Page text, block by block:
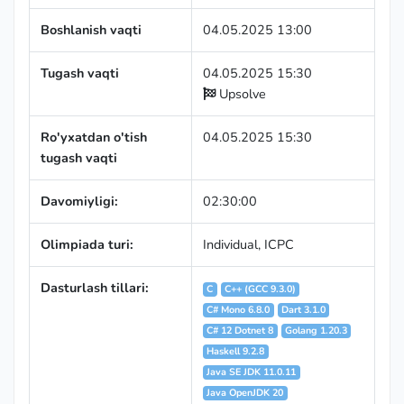
Boshlanish vaqti 04.05.2025 13:00
Tugash vaqti
04.05.2025 15:30
Upsolve
Ro'yxatdan o'tish
tugash vaqti
04.05.2025 15:30
Davomiyligi: 02:30:00
Olimpiada turi: Individual, ICPC
Dasturlash tillari: C
C++ (GCC 9.3.0)
C# Mono 6.8.0
Dart 3.1.0
C# 12 Dotnet 8
Golang 1.20.3
Haskell 9.2.8
Java SE JDK 11.0.11
Java OpenJDK 20